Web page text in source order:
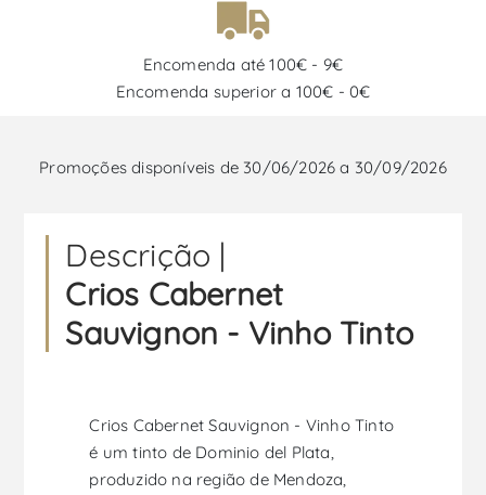
Encomenda até 100€ - 9€
Encomenda superior a 100€ - 0€
Promoções disponíveis de 30/06/2026 a 30/09/2026
Descrição |
Crios Cabernet
Sauvignon - Vinho Tinto
Crios Cabernet Sauvignon - Vinho Tinto
é um tinto de Dominio del Plata,
produzido na região de Mendoza,